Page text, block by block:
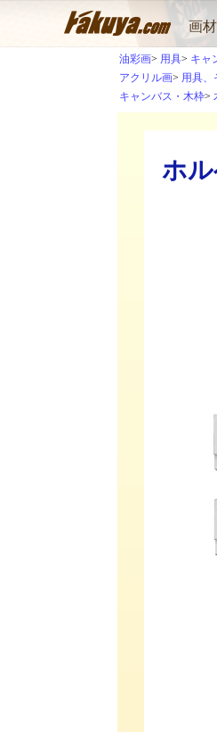
画
油彩画 用具
キャ
アクリル画
用具、
キャンバス・木枠
ホ